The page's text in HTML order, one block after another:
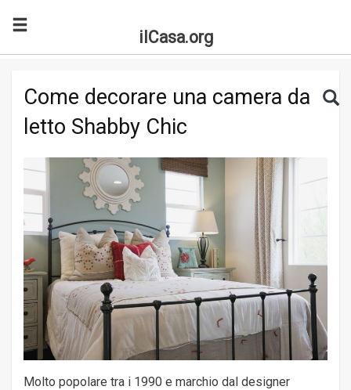
ilCasa.org
Come decorare una camera da
letto Shabby Chic
Molto popolare tra i 1990 e marchio dal designer